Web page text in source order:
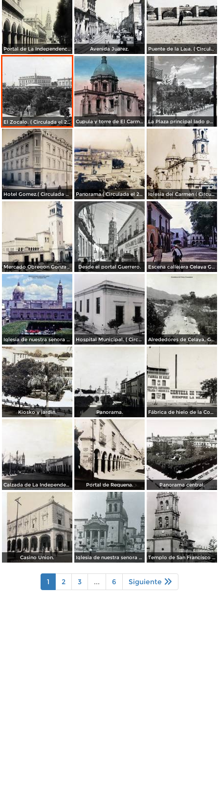
Portal de La Independencia. Avenida Juarez. Puente de la Laja. ( Circulada el 23 de Junio de 1909 ).
El Zocalo. ( Circulada el 23 de Junio de 1909 ). Cupula y torre de El Carmen. ( Circulada el 22 de Agosto de 1943 ). La Plaza principal lado poniente.
Hotel Gomez.( Circulada el 23 de Julio de 1909 ). Panorama.( Circulada el 25 de Junio de 1909 ). Iglesia del Carmen ( Circulada el 15 de Junioo de 1909 ).
Mercado Obregon Gonzalez ( Circulada el 25 de Junioo de 1909 ). Desde el portal Guerrero. Escena callejera Celaya Guanajuato 1967
Iglesia de nuestra senora del Carmen Celaya Guanajuato 1967 Hospital Municipal. ( Circulada el 23 de Junio de 1909 ). Alrededores de Celaya, Guanajuato.
Kiosko y jardin. Panorama. Fábrica de hielo de la Compañía Cervecera Toluca y México, S.A.
Calzada de La Independencia. ( Circulada el 3 de Enero de 1921 ). Portal de Requena. Panorama central.
Casino Union. Iglesia de nuestra senora del Carmen por el fotografo William H. Rau. Templo de San Francisco Celaya, Guanajuato.
1 2 3 ... 6 Siguiente